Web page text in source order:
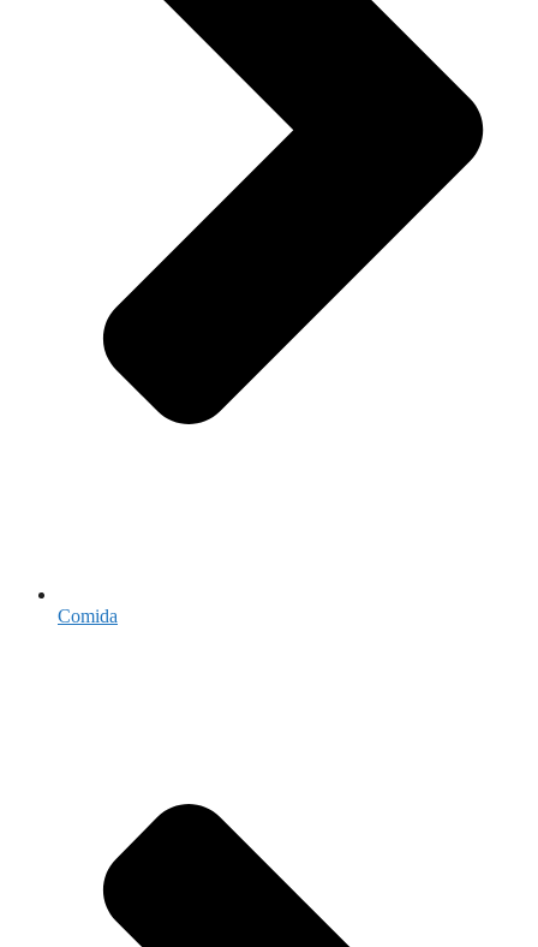
Comida